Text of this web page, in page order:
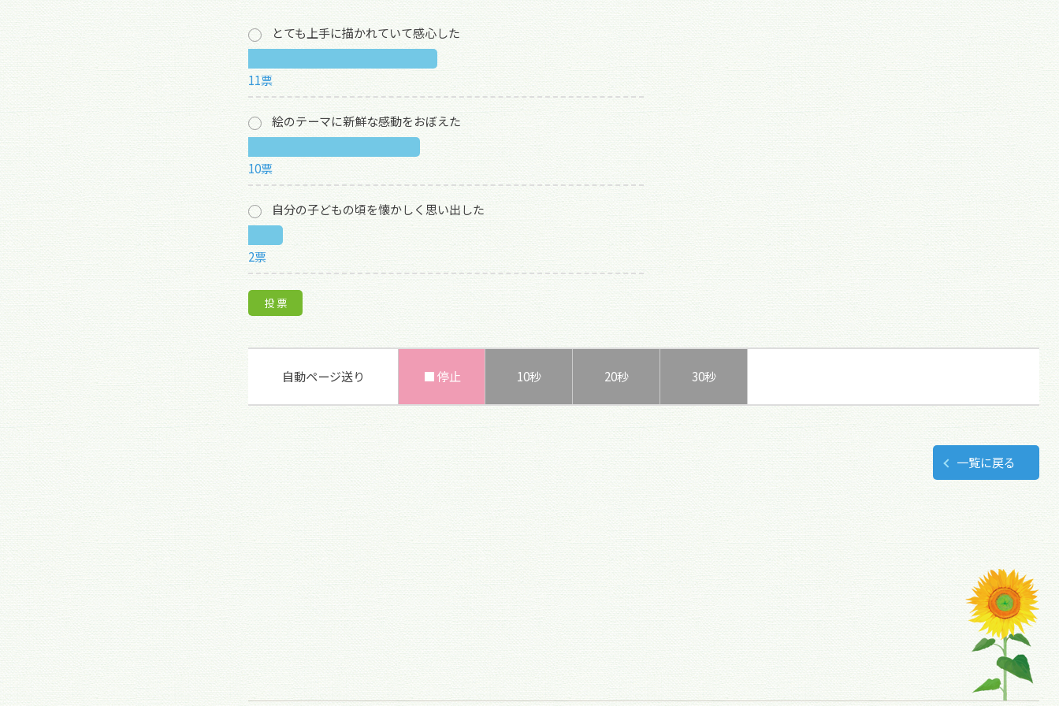
とても上手に描かれていて感心した
11票
絵のテーマに新鮮な感動をおぼえた
10票
自分の子どもの頃を懐かしく思い出した
2票
自動ページ送り ■ 停止 10秒 20秒 30秒
一覧に戻る